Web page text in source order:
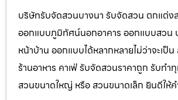
บริษัทรับจัดสวนบางนา รับจัดสวน ตกแต่ง
ออกแบบภูมิทัศน์นอกอาคาร ออกแบบสวน
หน้าบ้าน ออกแบบได้หลากหลายไม่ว่าจะเป็
ร้านอาหาร คาเฟ่ รับจัดสวนราคาถูก รับท
สวนขนาดใหญ่ หรือ สวนขนาดเล็ก ยินดีให้